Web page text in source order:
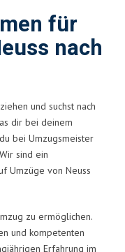
für
nach
und suchst nach
dir bei deinem
bei Umzugsmeister
sind ein
Umzüge von Neuss
zu ermöglichen.
und kompetenten
Erfahrung im